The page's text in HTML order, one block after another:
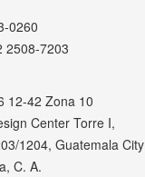
0260
2508-7203
12-42 Zona 10
Center Torre I,
1204, Guatemala City
C. A.